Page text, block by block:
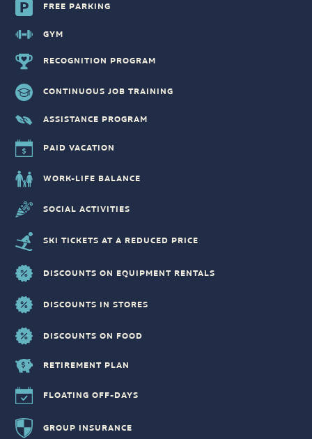
FREE PARKING
GYM
RECOGNITION PROGRAM
CONTINUOUS JOB TRAINING
ASSISTANCE PROGRAM
PAID VACATION
WORK-LIFE BALANCE
SOCIAL ACTIVITIES
SKI TICKETS AT A REDUCED PRICE
DISCOUNTS ON EQUIPMENT RENTALS
DISCOUNTS IN STORES
DISCOUNTS ON FOOD
RETIREMENT PLAN
FLOATING OFF-DAYS
GROUP INSURANCE